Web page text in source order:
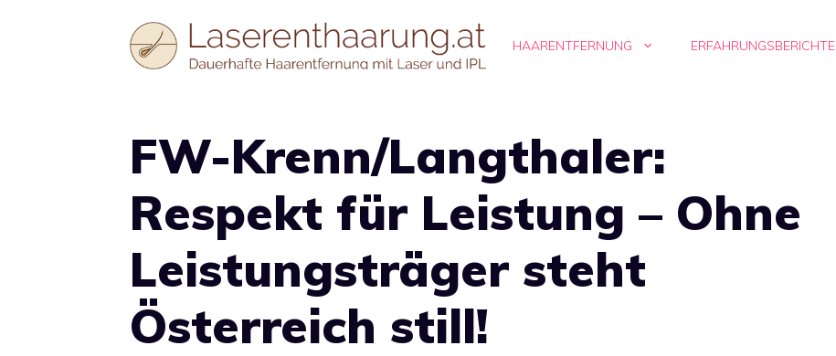
HAARENTFERNUNG ERFAHRUNGSBERICHTE
FW-Krenn/Langthaler:
Respekt für Leistung – Ohne
Leistungsträger steht
Österreich still!